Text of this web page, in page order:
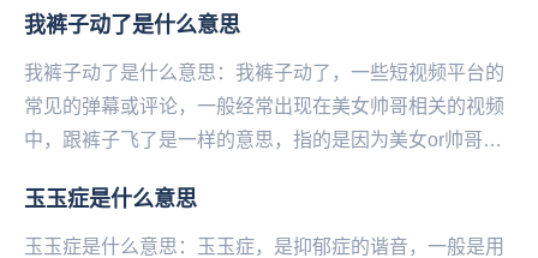
一...
我裤子动了是什么意思
我裤子动了是什么意思：我裤子动了，一些短视频平台的
常见的弹幕或评论，一‌‌‌‌‌‌‌‌‌‌‌般经常出现在美女帅哥相关的视频
中，跟裤子飞了是一样的意思，指的是因为美女or帅哥太
玉玉症是什么意思
玉玉症是什么意思：玉玉症，是抑郁症的谐音，一般是用